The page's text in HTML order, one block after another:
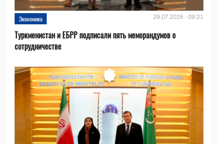
Экономика 29.07.2026 - 09:21
Туркменистан и ЕБРР подписали пять меморандумов о
сотрудничестве